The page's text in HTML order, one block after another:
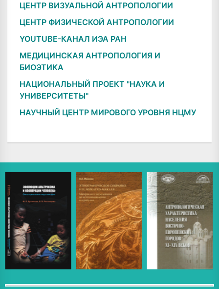
ЦЕНТР ВИЗУАЛЬНОЙ АНТРОПОЛОГИИ
ЦЕНТР ФИЗИЧЕСКОЙ АНТРОПОЛОГИИ
YOUTUBE-КАНАЛ ИЭА РАН
МЕДИЦИНСКАЯ АНТРОПОЛОГИЯ И
БИОЭТИКА
НАЦИОНАЛЬНЫЙ ПРОЕКТ "НАУКА И
УНИВЕРСИТЕТЫ"
НАУЧНЫЙ ЦЕНТР МИРОВОГО УРОВНЯ НЦМУ